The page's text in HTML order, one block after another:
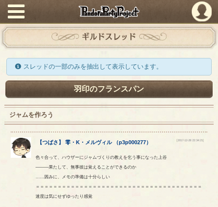
PandoraPartyProject
ギルドスレッド
スレッドの一部のみを抽出して表示しています。
羽印のフランスパン
ジャムを作ろう
【つばさ 】零 ・K ・ メルヴィル（p3p000277） [2017-12-28 22:34:21]
色々合って、ハウザーにジャムづくりの教えを乞う事になった上谷
―――果たして、無事彼は覚えることができるのか
……因みに、メモの準備は十分らしい
＝＝＝＝＝＝＝＝＝＝＝＝＝＝＝＝＝＝＝＝＝＝＝＝＝＝＝＝＝＝＝＝＝＝＝＝＝＝
速度は気にせずゆったり感覚